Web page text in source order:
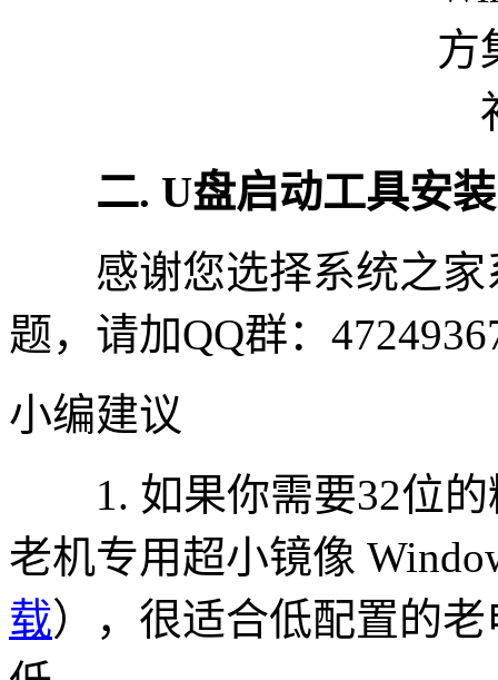
二. U盘启动工具安
感谢您选择系统之家
题，请加QQ群：
小编建议
1. 如果你需要32位的
老机专用超小镜像
载），很适合低配置的